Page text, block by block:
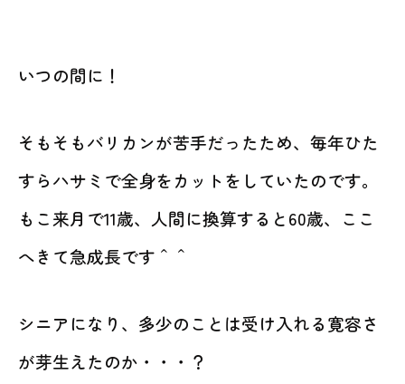
いつの間に！
そもそもバリカンが苦手だったため、毎年ひた
すらハサミで全身をカットをしていたのです。
もこ来月で11歳、人間に換算すると60歳、ここ
へきて急成長です＾＾
シニアになり、多少のことは受け入れる寛容さ
が芽生えたのか・・・？